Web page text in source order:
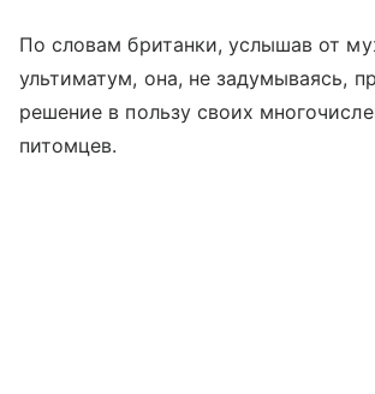
По словам британки, услышав от
ультиматум, она, не задумываясь,
решение в пользу своих
питомцев.